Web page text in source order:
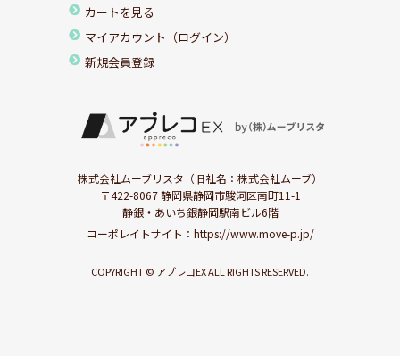
カートを見る
マイアカウント（ログイン）
新規会員登録
株式会社ムーブリスタ（旧社名：株式会社ムーブ）
〒422-8067 静岡県静岡市駿河区南町11-1
静銀・あいち銀静岡駅南ビル6階
コーポレイトサイト： https://www.move-p.jp/
COPYRIGHT © アプレコEX ALL RIGHTS RESERVED.